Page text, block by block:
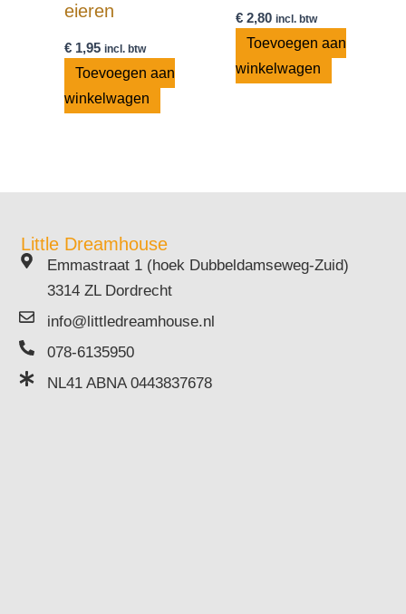
eieren
€ 1,95 incl. btw
Toevoegen aan
winkelwagen
€2,80 incl. btw
Toevoegen aan
winkelwagen
Little Dreamhouse
Emmastraat 1 (hoek Dubbeldamseweg-Zuid)
3314 ZL Dordrecht
info@littledreamhouse.nl
078-6135950
NL41 ABNA 0443837678